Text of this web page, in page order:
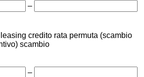
–
leasing credito rata permuta (scambio
scambio
–